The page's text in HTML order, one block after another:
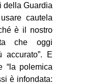
della Guardia
cautela
è il nostro
che oggi
accurato”. E
“la polemica
è infondata: